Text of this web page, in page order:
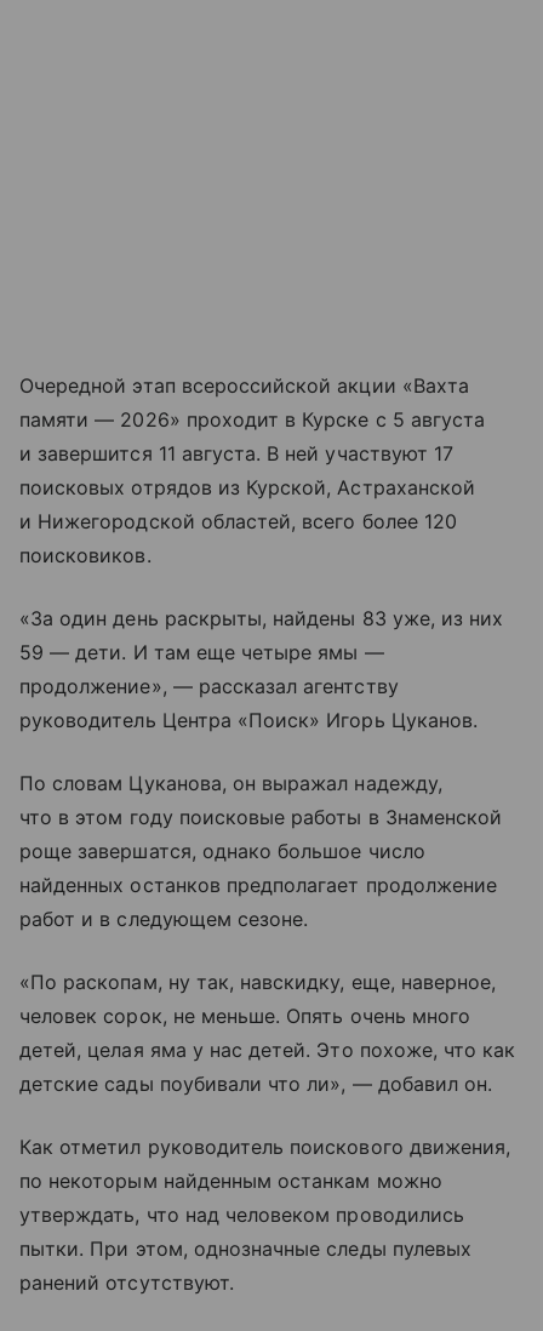
Очередной этап всероссийской акции «Вахта
памяти — 2026» проходит в Курске с 5 августа
и завершится 11 августа. В ней участвуют 17
поисковых отрядов из Курской, Астраханской
и Нижегородской областей, всего более 120
поисковиков.
«За один день раскрыты, найдены 83 уже, из них
59 — дети. И там еще четыре ямы —
продолжение», — рассказал агентству
руководитель Центра «Поиск» Игорь Цуканов.
По словам Цуканова, он выражал надежду,
что в этом году поисковые работы в Знаменской
роще завершатся, однако большое число
найденных останков предполагает продолжение
работ и в следующем сезоне.
«По раскопам, ну так, навскидку, еще, наверное,
человек сорок, не меньше. Опять очень много
детей, целая яма у нас детей. Это похоже, что как
детские сады поубивали что ли», — добавил он.
Как отметил руководитель поискового движения,
по некоторым найденным останкам можно
утверждать, что над человеком проводились
пытки. При этом, однозначные следы пулевых
ранений отсутствуют.